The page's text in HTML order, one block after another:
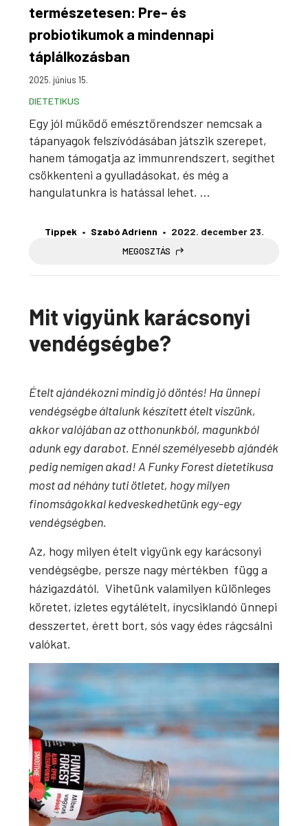
természetesen: Pre- és
probiotikumok a mindennapi
táplálkozásban
2025. június 15.
DIETETIKUS
Egy jól működő emésztőrendszer nemcsak a
tápanyagok felszívódásában játszik szerepet,
hanem támogatja az immunrendszert, segíthet
csökkenteni a gyulladásokat, és még a
hangulatunkra is hatással lehet. ...
Tippek Szabó Adrienn 2022. december 23.
MEGOSZTÁS
Mit vigyünk karácsonyi
vendégségbe?
Ételt ajándékozni mindig jó döntés! Ha ünnepi
vendégségbe általunk készített ételt viszünk,
akkor valójában az otthonunkból, magunkból
adunk egy darabot. Ennél személyesebb ajándék
pedig nemigen akad! A Funky Forest dietetikusa
most ad néhány tuti ötletet, hogy milyen
finomságokkal kedveskedhetünk egy-egy
vendégségben.
Az, hogy milyen ételt vigyünk egy karácsonyi
vendégségbe, persze nagy mértékben függ a
házigazdától. Vihetünk valamilyen különleges
köretet, ízletes egytálételt, ínycsiklandó ünnepi
desszertet, érett bort, sós vagy édes rágcsálni
valókat.